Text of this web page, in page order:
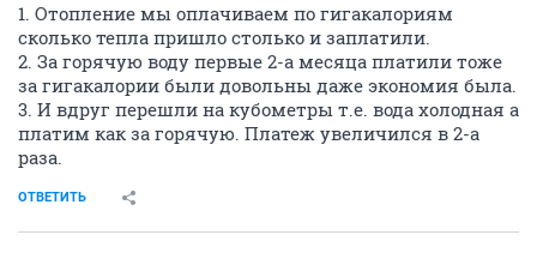
1. Отопление мы оплачиваем по гигакалориям
сколько тепла пришло столько и заплатили.
2. За горячую воду первые 2-а месяца платили тоже
за гигакалории были довольны даже экономия была.
3. И вдруг перешли на кубометры т.е. вода холодная а
платим как за горячую. Платеж увеличился в 2-а
раза.
ОТВЕТИТЬ